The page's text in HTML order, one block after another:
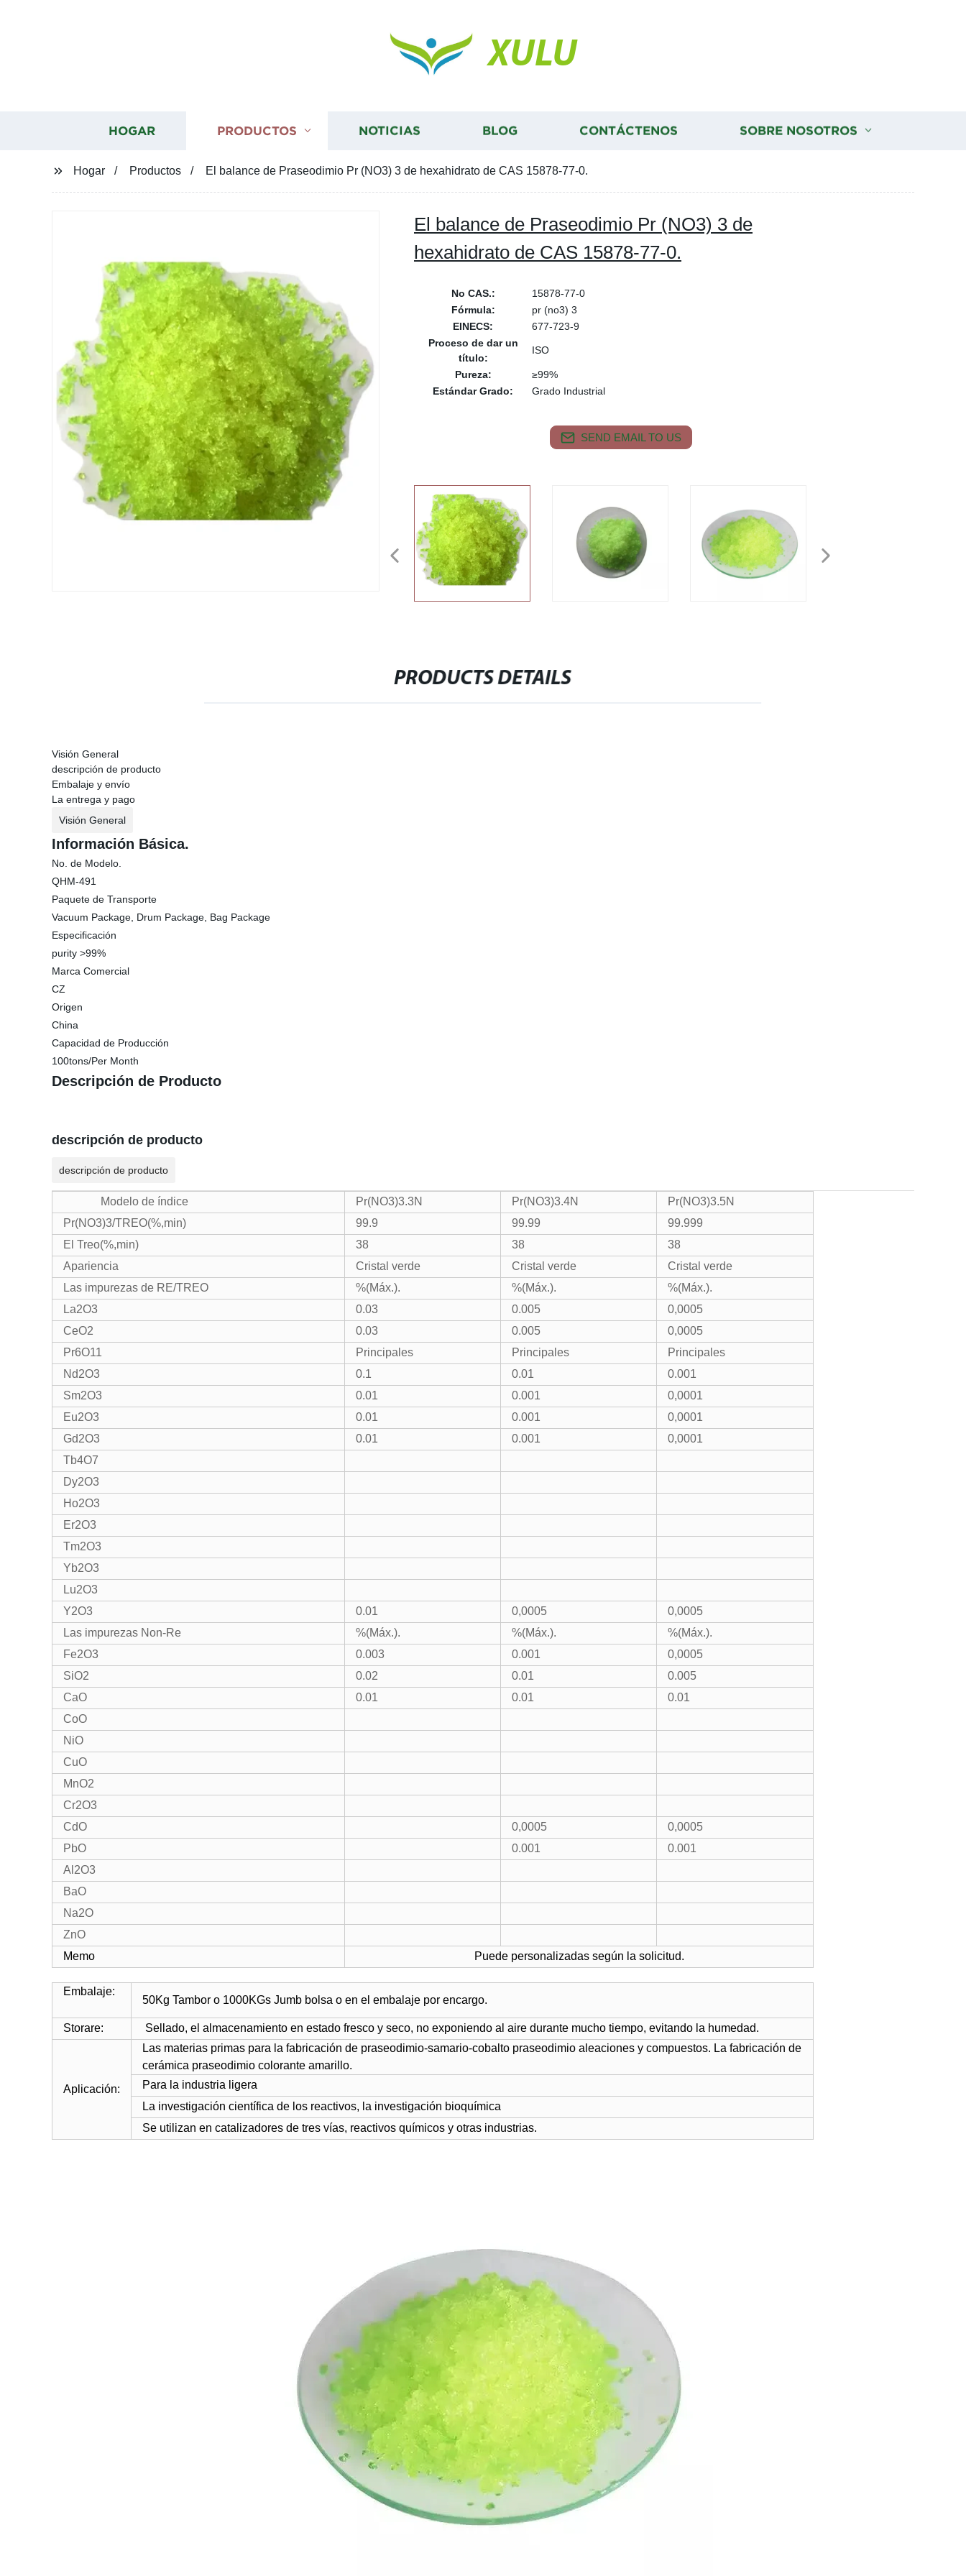
XULU
HOGAR PRODUCTOS NOTICIAS BLOG CONTÁCTENOS SOBRE NOSOTROS
Hogar Productos El balance de Praseodimio Pr (NO3) 3 de hexahidrato de CAS 15878-77-0.
El balance de Praseodimio Pr (NO3) 3 de
hexahidrato de CAS 15878-77-0.
No CAS.:
15878-77-0
Fórmula:
pr (no3) 3
EINECS:
677-723-9
Proceso de dar un
título:
ISO
Pureza:
≥99%
Estándar Grado:
Grado Industrial
SEND EMAIL TO US
PRODUCTS DETAILS
Visión General
descripción de producto
Embalaje y envío
La entrega y pago
Visión General
Información Básica.
No. de Modelo.
QHM-491
Paquete de Transporte
Vacuum Package, Drum Package, Bag Package
Especificación
purity >99%
Marca Comercial
CZ
Origen
China
Capacidad de Producción
100tons/Per Month
Descripción de Producto
descripción de producto
descripción de producto
Modelo de índice Pr(NO3)3.3N Pr(NO3)3.4N
Pr(NO3)3.5N
Pr(NO3)3/TREO(%,min)
99.9 99.99
99.999
El Treo(%,min)
38 38
38
Apariencia
Cristal verde Cristal verde
Cristal verde
Las impurezas de RE/TREO
%(Máx.). %(Máx.).
%(Máx.).
La2O3
0.03 0.005
0,0005
CeO2
0.03 0.005
0,0005
Pr6O11
Principales Principales
Principales
Nd2O3
0.1 0.01
0.001
Sm2O3
0.01 0.001
0,0001
Eu2O3
0.01 0.001
0,0001
Gd2O3
0.01 0.001
0,0001
Tb4O7
Dy2O3
Ho2O3
Er2O3
Tm2O3
Yb2O3
Lu2O3
Y2O3
0.01 0,0005
0,0005
Las impurezas Non-Re
%(Máx.). %(Máx.).
%(Máx.).
Fe2O3
0.003 0.001
0,0005
SiO2
0.02 0.01
0.005
CaO
0.01 0.01
0.01
CoO
NiO
CuO
MnO2
Cr2O3
CdO
0,0005
0,0005
PbO
0.001
0.001
Al2O3
BaO
Na2O
ZnO
Memo
Puede personalizadas según la solicitud.
Embalaje:
50Kg Tambor o 1000KGs Jumb bolsa o en el embalaje por encargo.
Storare: Sellado, el almacenamiento en estado fresco y seco, no exponiendo al aire durante mucho tiempo, evitando la humedad.
Aplicación:
Las materias primas para la fabricación de praseodimio-samario-cobalto praseodimio aleaciones y compuestos. La fabricación de
cerámica praseodimio colorante amarillo.
Para la industria ligera
La investigación científica de los reactivos, la investigación bioquímica
Se utilizan en catalizadores de tres vías, reactivos químicos y otras industrias.